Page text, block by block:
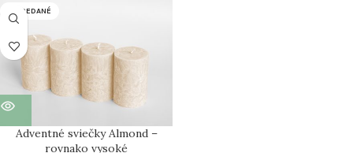
VYPREDANÉ
Adventné sviečky Almond –
rovnako vysoké